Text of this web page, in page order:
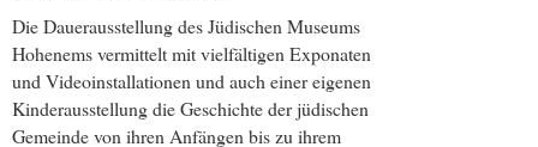
Die Dauerausstellung des Jüdischen Museums
Hohenems vermittelt mit vielfältigen Exponaten
und Videoinstallationen und auch einer eigenen
Kinderausstellung die Geschichte der jüdischen
Gemeinde von ihren Anfängen bis zu ihrem